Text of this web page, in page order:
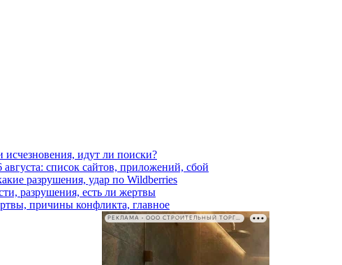
исчезновения, идут ли поиски?
список сайтов, приложений, сбой
разрушения, удар по Wildberries
разрушения, есть ли жертвы
причины конфликта, главное
РЕКЛАМА • ООО СТРОИТЕЛЬНЫЙ ТОРГОВЫЙ ДОМ «ПЕТРОВИЧ». ИНН: 7802348846